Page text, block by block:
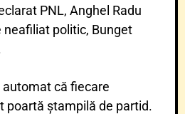
PNL, Anghel Radu
neafiliat politic, Bunget
că fiecare
poartă ștampilă de partid.